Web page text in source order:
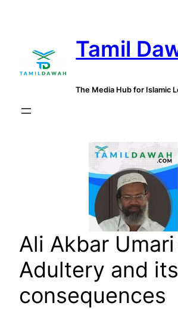
Tamil
The Media Hub for Islamic
Ali Akbar Umari
Adultery and its
consequences